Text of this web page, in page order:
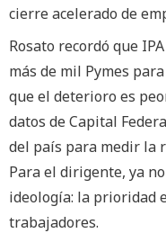
cierre acelerado de
Rosato recordó que
más de mil Pymes
que el deterioro es
datos de Capital
del país para medir la
Para el dirigente, ya
ideología: la prioridad
trabajadores.